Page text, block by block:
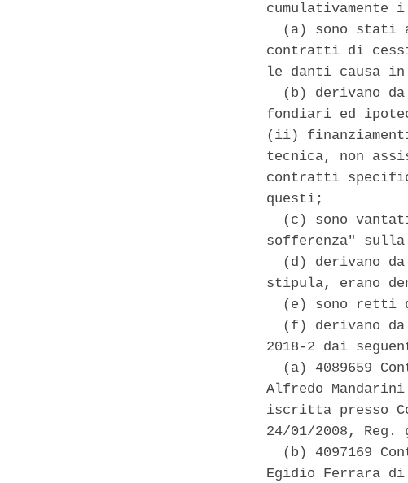
(a) sono stati
contratti di
le danti causa in
(b) derivano
fondiari ed
(ii)
tecnica, non
contratti
questi;
(c) sono
sofferenza"
(d) derivano
stipula, erano
(e) sono retti
(f) derivano
2018-2 dai
(a) 4089659
Alfredo
iscritta presso
24/01/2008,
(b) 4097169
Egidio Ferrara